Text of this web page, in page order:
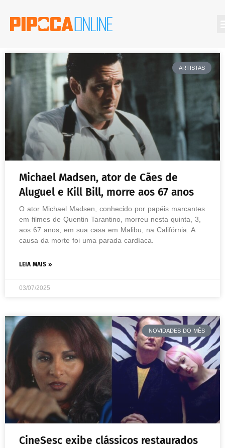
ARTISTAS
Michael Madsen, ator de Cães de
Aluguel e Kill Bill, morre aos 67 anos
O ator Michael Madsen, conhecido por papéis marcantes
em filmes de Quentin Tarantino, morreu nesta quinta, 3,
aos 67 anos, em sua casa em Malibu, na Califórnia. A
causa da morte foi uma parada cardíaca.
LEIA MAIS »
03/07/2025
NOVIDADES DO MÊS
CineSesc exibe clássicos restaurados